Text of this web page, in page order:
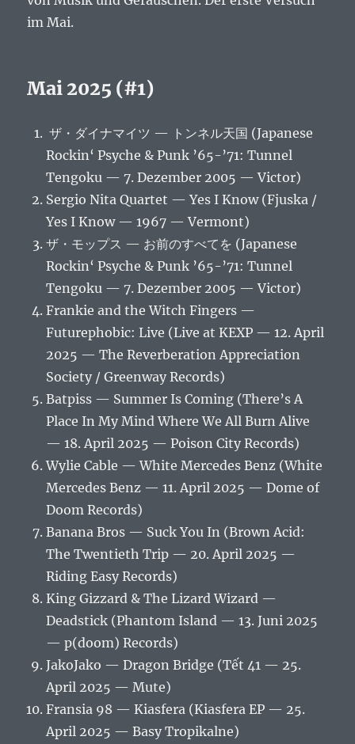
im Mai.
Mai 2025 (#1)
ザ・ダイナマイツ — トンネル天国 (Japanese
Rockin‘ Psyche & Punk ’65-’71: Tunnel
Tengoku — 7. Dezember 2005 — Victor)
Sergio Nita Quartet — Yes I Know (Fjuska /
Yes I Know — 1967 — Vermont)
ザ・モップス — お前のすべてを (Japanese
Rockin‘ Psyche & Punk ’65-’71: Tunnel
Tengoku — 7. Dezember 2005 — Victor)
Frankie and the Witch Fingers —
Futurephobic: Live (Live at KEXP — 12. April
2025 — The Reverberation Appreciation
Society / Greenway Records)
Batpiss — Summer Is Coming (There’s A
Place In My Mind Where We All Burn Alive
— 18. April 2025 — Poison City Records)
Wylie Cable — White Mercedes Benz (White
Mercedes Benz — 11. April 2025 — Dome of
Doom Records)
Banana Bros — Suck You In (Brown Acid:
The Twentieth Trip — 20. April 2025 —
Riding Easy Records)
King Gizzard & The Lizard Wizard —
Deadstick (Phantom Island — 13. Juni 2025
— p(doom) Records)
JakoJako — Dragon Bridge (Tết 41 — 25.
April 2025 — Mute)
Fransia 98 — Kiasfera (Kiasfera EP — 25.
April 2025 — Basy Tropikalne)